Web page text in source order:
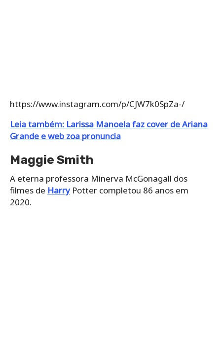
https://www.instagram.com/p/CJW7k0SpZa-/
Leia também: Larissa Manoela faz cover de Ariana
Grande e web zoa pronuncia
Maggie Smith
A eterna professora Minerva McGonagall dos
filmes de HarryPotter completou 86 anos em
2020.